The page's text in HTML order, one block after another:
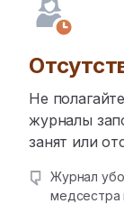
Не
журналы
занят или
Журнал
медсестра